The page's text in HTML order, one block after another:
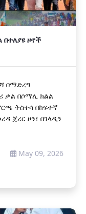
ዞኖች
በማድረግ
ቃል በሶማሊ ክልል
ቅስቀሳ በከፍተኛ
ጀረር ዞን፣ በገላዲን
May 09, 2026